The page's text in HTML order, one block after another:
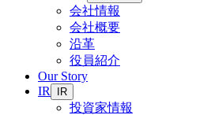
会社情報
会社概要
沿革
役員紹介
Our Story
IR
IR
投資家情報